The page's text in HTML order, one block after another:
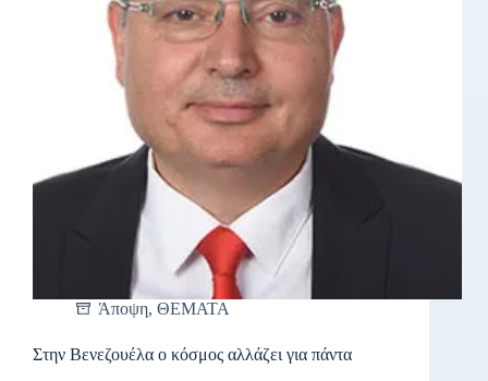
Άποψη, ΘΕΜΑΤΑ
Στην Βενεζουέλα ο κόσμος αλλάζει για πάντα